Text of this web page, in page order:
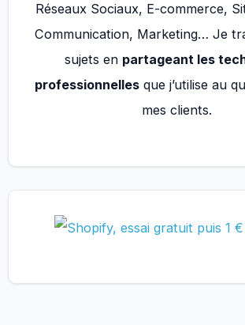
Réseaux Sociaux, E-commerce,
Communication, Marketing… Je
sujets en partageant les
professionnelles que j’utilise au
mes clients.